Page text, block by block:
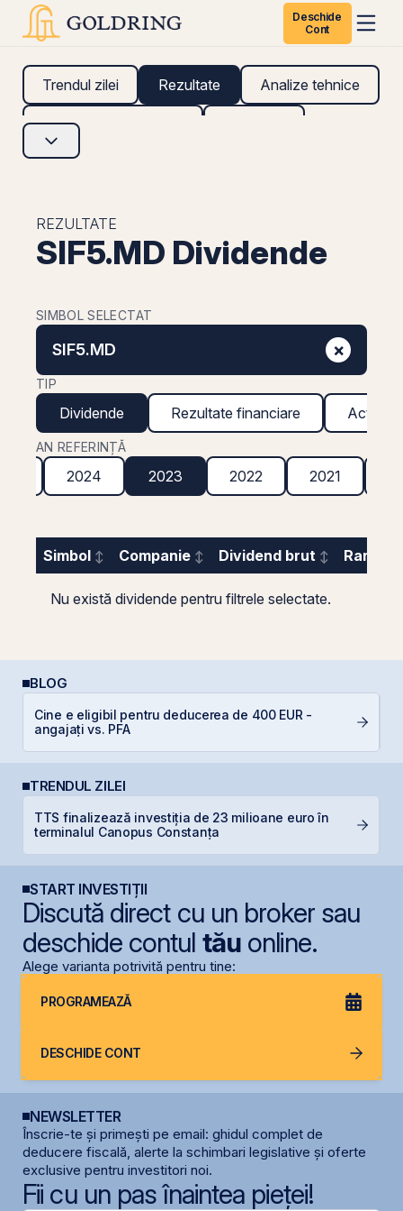
Deschide
Cont
Trendul zilei Rezultate Analize tehnice
Analize fundamentale
REZULTATE
SIF5.MD Dividende
SIMBOL SELECTAT
SIF5.MD ×
TIP
Dividende Rezultate financiare Acțiuni
AN REFERINȚĂ
2024 2023 2022 2021
Simbol Companie Dividend brut
Nu există dividende pentru filtrele selectate.
BLOG
Cine e eligibil pentru deducerea de 400 EUR -
angajați vs. PFA
TRENDUL ZILEI
TTS finalizează investiția de 23 milioane euro în
terminalul Canopus Constanța
START INVESTIȚII
Discută direct cu un broker sau
deschide contul tăuonline.
Alege varianta potrivită pentru tine:
PROGRAMEAZĂ
DESCHIDE CONT
NEWSLETTER
Înscrie-te și primești pe email: ghidul complet de
deducere fiscală, alerte la schimbari legislative și oferte
exclusive pentru investitori noi.
Fii cu un pas înaintea pieței!